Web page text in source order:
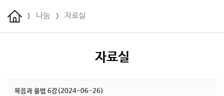
> 나눔 > 자료실
자료실
복음과 율법 6강(2024-06-26)